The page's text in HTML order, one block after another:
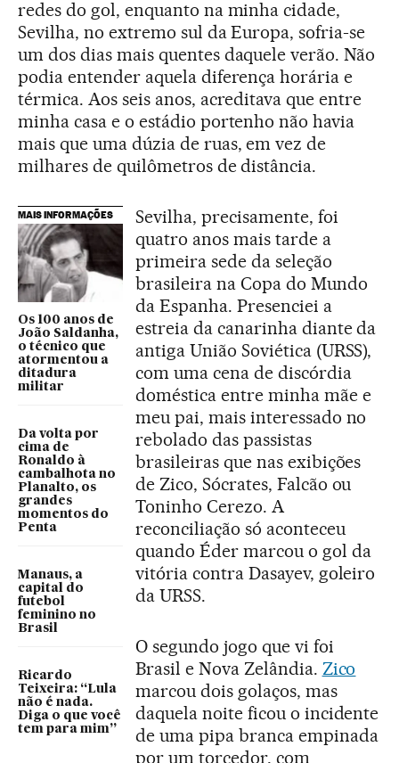
redes do gol, enquanto na minha cidade,
Sevilha, no extremo sul da Europa, sofria-se
um dos dias mais quentes daquele verão. Não
podia entender aquela diferença horária e
térmica. Aos seis anos, acreditava que entre
minha casa e o estádio portenho não havia
mais que uma dúzia de ruas, em vez de
milhares de quilômetros de distância.
MAIS INFORMAÇÕES
Os 100 anos de
João Saldanha,
o técnico que
atormentou a
ditadura
militar
Da volta por
cima de
Ronaldo à
cambalhota no
Planalto, os
grandes
momentos do
Penta
Manaus, a
capital do
futebol
feminino no
Brasil
Ricardo
Teixeira: “Lula
não é nada.
Diga o que você
tem para mim”
Sevilha, precisamente, foi
quatro anos mais tarde a
primeira sede da seleção
brasileira na Copa do Mundo
da Espanha. Presenciei a
estreia da canarinha diante da
antiga União Soviética (URSS),
com uma cena de discórdia
doméstica entre minha mãe e
meu pai, mais interessado no
rebolado das passistas
brasileiras que nas exibições
de Zico, Sócrates, Falcão ou
Toninho Cerezo. A
reconciliação só aconteceu
quando Éder marcou o gol da
vitória contra Dasayev, goleiro
da URSS.
O segundo jogo que vi foi
Brasil e Nova Zelândia. Zico
marcou dois golaços, mas
daquela noite ficou o incidente
de uma pipa branca empinada
por um torcedor, com